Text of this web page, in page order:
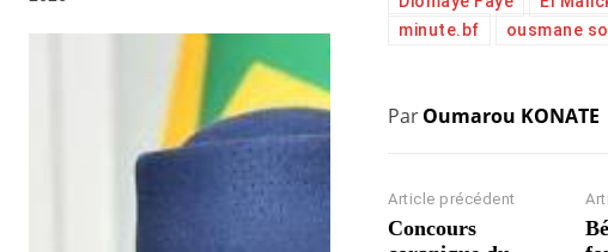
minute.bf
ousmane
ParOumarou KONATE
Article précédent
Concours